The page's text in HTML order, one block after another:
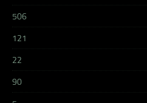
506
121
22
90